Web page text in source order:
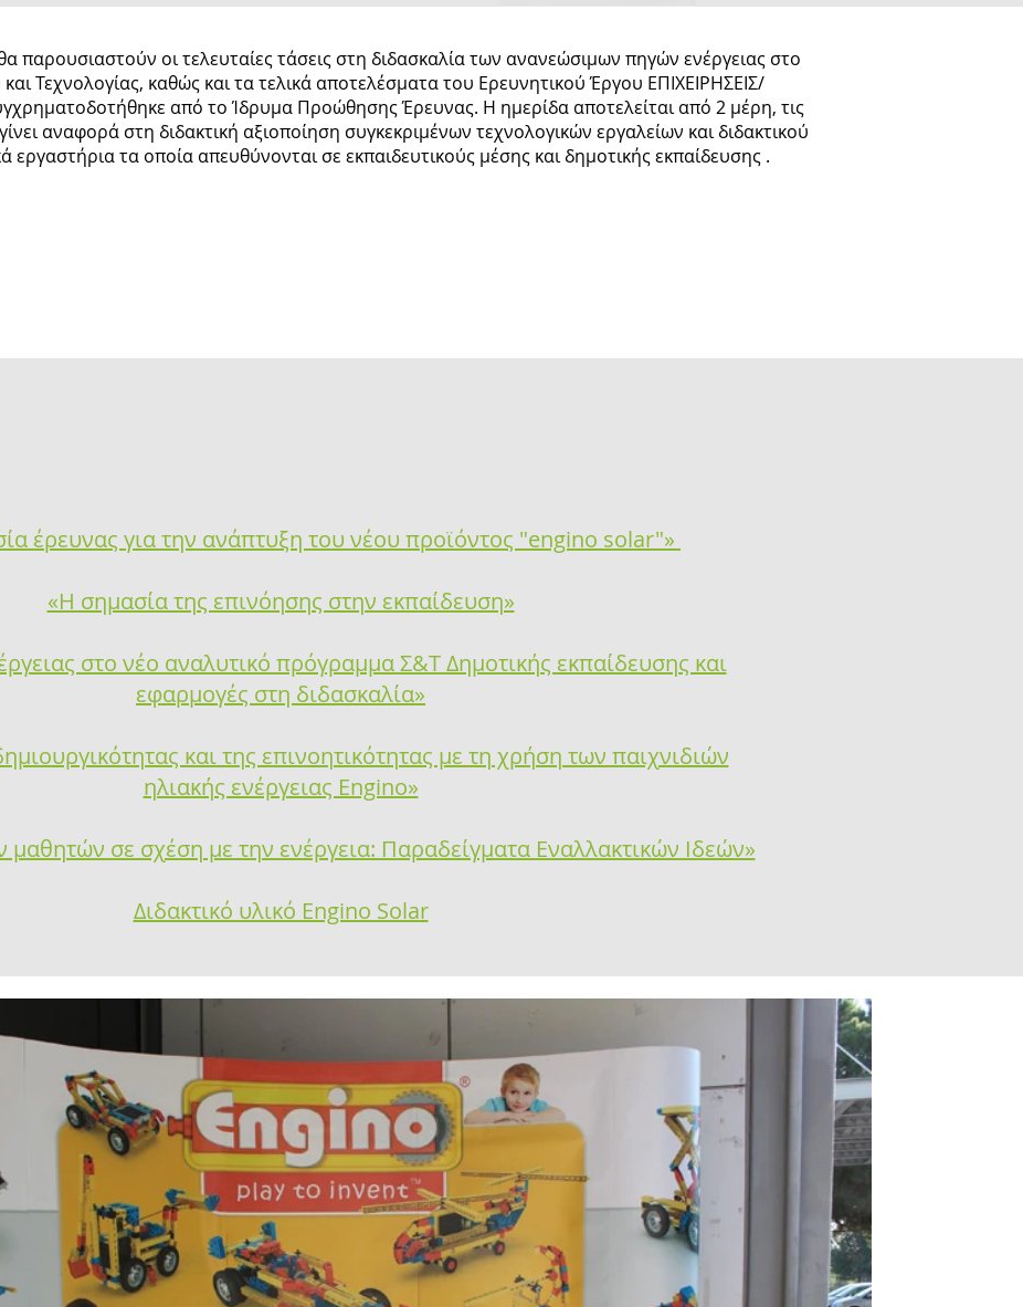
παρουσιαστούν οι τελευταίες τάσεις στη διδασκαλία των ανανεώσιμων πηγών ενέργειας στο
Τεχνολογίας, καθώς και τα τελικά αποτελέσματα του Ερευνητικού Έργου ΕΠΙΧΕΙΡΗΣΕΙΣ/
από το Ίδρυμα Προώθησης Έρευνας. Η ημερίδα αποτελείται από 2 μέρη, τις
αναφορά στη διδακτική αξιοποίηση συγκεκριμένων τεχνολογικών εργαλείων και διδακτικού
εργαστήρια τα οποία απευθύνονται σε εκπαιδευτικούς μέσης και δημοτικής εκπαίδευσης .
έρευνας για την ανάπτυξη του νέου προϊόντος "engino solar"»
«Η σημασία της επινόησης στην εκπαίδευση»
στο νέο αναλυτικό πρόγραμμα Σ&Τ Δημοτικής εκπαίδευσης και
εφαρμογές στη διδασκαλία»
και της επινοητικότητας με τη χρήση των παιχνιδιών
ηλιακής ενέργειας Engino»
μαθητών σε σχέση με την ενέργεια: Παραδείγματα Εναλλακτικών Ιδεών»
Διδακτικό υλικό Engino Solar